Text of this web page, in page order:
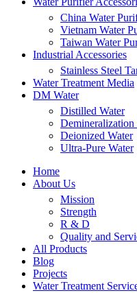
China Water
Vietnam Water
Taiwan Water
Industrial Accessories
Stainless Steel
Water Treatment Media
DM Water
Distilled Water
Demineralization
Deionized Water
Ultra-Pure Water
Home
About Us
Mission
Strength
R & D
Quality and
All Products
Blog
Projects
Water Treatment